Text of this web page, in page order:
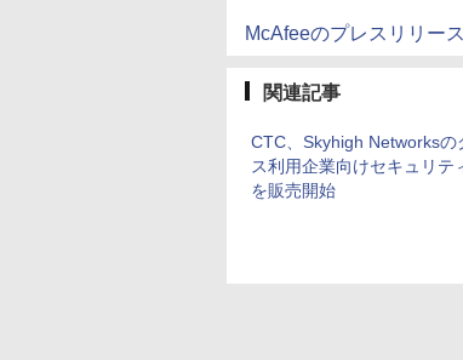
McAfeeのプレスリリー
関連記事
CTC、Skyhigh Networksの
ス利用企業向けセキュリテ
を販売開始